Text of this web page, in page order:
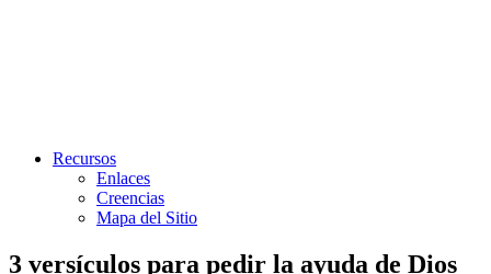
Recursos
Enlaces
Creencias
Mapa del Sitio
3 versículos para pedir la ayuda de Dios